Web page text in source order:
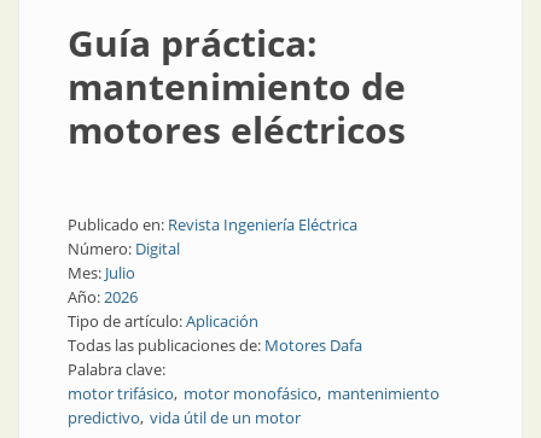
Guía práctica:
mantenimiento de
motores eléctricos
Publicado en: Revista Ingeniería Eléctrica
Número: Digital
Mes: Julio
Año:2026
Tipo de artículo:Aplicación
Todas las publicaciones de: Motores Dafa
Palabra clave:
motor trifásico motor monofásico mantenimiento
predictivo vida útil de un motor